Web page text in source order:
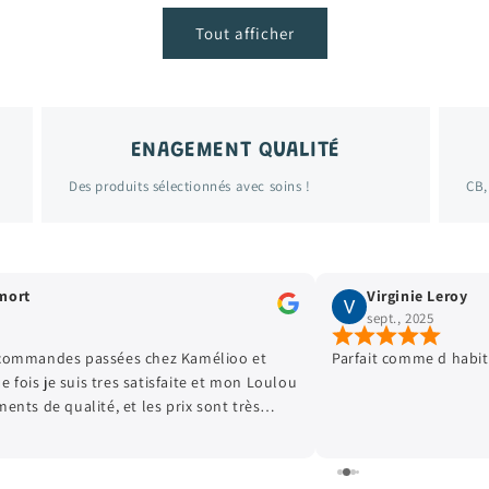
Tout afficher
ENAGEMENT QUALITÉ
Des produits sélectionnés avec soins !
Leroy
comme d habitude 👍🏿
Stella
Vêtements
cadeau